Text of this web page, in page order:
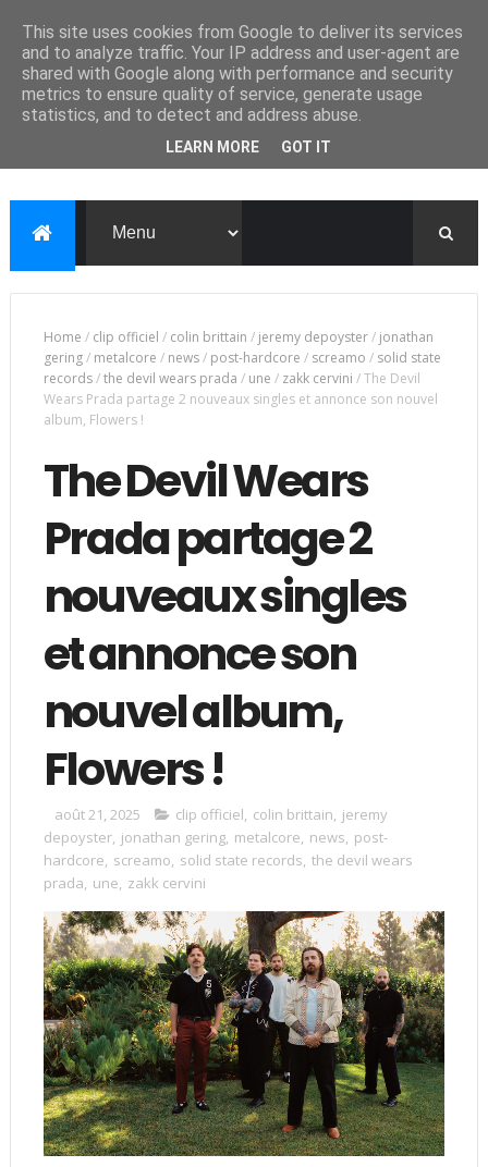
Home / clip officiel / colin brittain / jeremy depoyster/ jonathan
gering/ metalcore / news/ post-hardcore / screamo / solid state
records/the devil wears prada / une / zakk cervini /The Devil
Wears Prada partage 2 nouveaux singles et annonce son nouvel
album, Flowers !
The Devil Wears
Prada partage 2
nouveaux singles
et annonce son
nouvel album,
Flowers !
août 21, 2025 clip officiel, colin brittain, jeremy
depoyster, jonathan gering, metalcore, news, post-
hardcore, screamo, solid state records, the devil wears
prada, une, zakk cervini
This site uses cookies from Google to deliver its services
and to analyze traffic. Your IP address and user-agent are
shared with Google along with performance and security
metrics to ensure quality of service, generate usage
statistics, and to detect and address abuse.
LEARN MORE GOT IT